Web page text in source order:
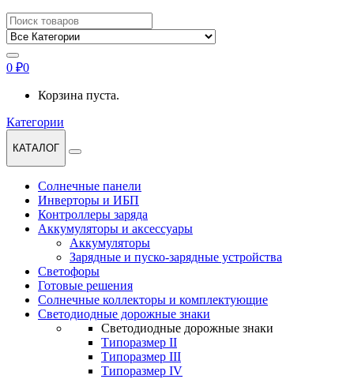
Найти:
0 ₽0
Корзина пуста.
Категории
КАТАЛОГ
Солнечные панели
Инверторы и ИБП
Контроллеры заряда
Аккумуляторы и аксессуары
Аккумуляторы
Зарядные и пуско-зарядные устройства
Светофоры
Готовые решения
Солнечные коллекторы и комплектующие
Светодиодные дорожные знаки
Светодиодные дорожные знаки
Типоразмер II
Типоразмер III
Типоразмер IV